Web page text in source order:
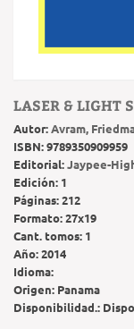
LASER & LIGHT
Autor:Avram,
ISBN:9789350909959
Editorial:Jaypee-
Edición: 1
Páginas:212
Formato:27x19
Cant. tomos: 1
Año:2014
Idioma:
Origen: Panama
Disponibilidad.: